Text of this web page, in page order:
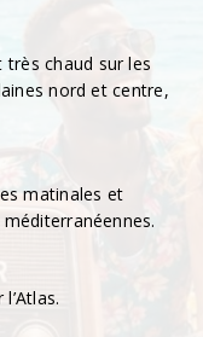
chaud sur les
nord et centre,
matinales et